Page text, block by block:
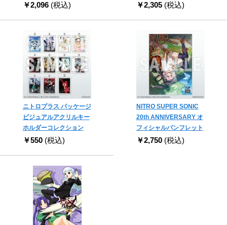
￥2,096 (税込) ￥2,305 (税込)
ニトロプラス パッケージ
ビジュアルアクリルキー
ホルダーコレクション
￥550 (税込)
NITRO SUPER SONIC
20th ANNIVERSARY オ
フィシャルパンフレット
￥2,750 (税込)